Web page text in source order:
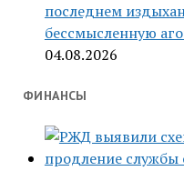
последнем
бессмысленную
04.08.2026
ФИНАНСЫ